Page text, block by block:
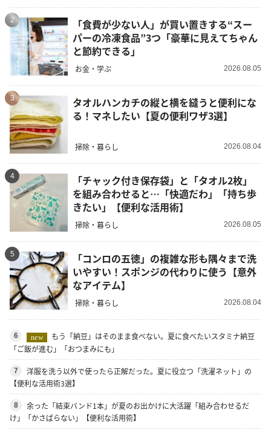
2
「食費が少ない人」が買い置きする“スー
パーの冷凍食品”3つ「豪華に見えてちゃん
と節約できる」
お金・学ぶ 2026.08.05
3
タオルハンカチの縦と横を縫うと便利にな
る！マネしたい【夏の便利ワザ3選】
掃除・暮らし 2026.08.04
4
「チャック付き保存袋」と「タオル2枚」
を組み合わせると…「快適だわ」「持ち歩
きたい」【便利な活用術】
掃除・暮らし 2026.08.05
5
「コンロの五徳」の複雑な形も隅々まで洗
いやすい！スポンジの代わりに使う【意外
なアイテム】
掃除・暮らし 2026.08.04
6 new
もう「納豆」はそのまま食べない。夏に食べたいスタミナ納豆
「ご飯が進む」「おつまみにも」
7
洋服を洗う以外で使ったら正解だった。夏に役立つ「洗濯ネット」の
【便利な活用術3選】
8
余った「結束バンド1本」が夏のお出かけに大活躍「組み合わせるだ
け」「かさばらない」【便利な活用術】